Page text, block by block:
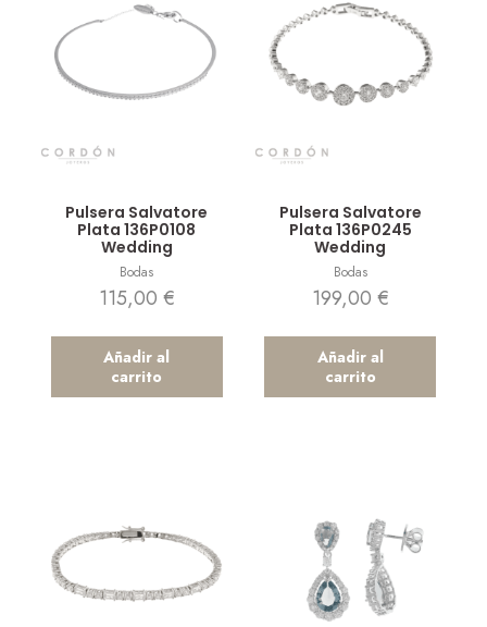
Pulsera Salvatore
Plata 136P0108
Wedding
Bodas
115,00 €
Añadir al
carrito
Pulsera Salvatore
Plata 136P0245
Wedding
Bodas
199,00 €
Añadir al
carrito